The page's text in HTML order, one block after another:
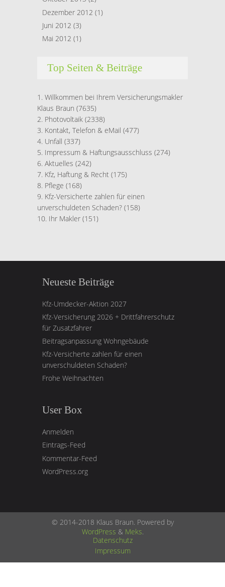
Dezember 2012 (1)
Juni 2012 (3)
Mai 2012 (1)
Top Seiten & Beiträge
Willkommen bei Ihrem Versicherungsmakler
Klaus Braun (7635)
Photovoltaik (2338)
Kontakt, Telefon & eMail (477)
Unfall (337)
Impressum & Haftungsausschluss (274)
Aktuelles (242)
Kfz, Haftung & Recht (175)
Pflege (168)
Kfz-Versicherte zahlen für einen
unverschuldeten Schaden? (158)
Ihr Makler (151)
Neueste Beiträge
Kfz-Umdecker-Aktion 2027
Kfz-Versicherung 2026 + Drittfahrerschutz
für Zusatzfahrer
Beitragsanpassung Wohngebäude
Kfz-Versicherte zahlen für einen
unverschuldeten Schaden?
Frohe Weihnachten
User Box
Anmelden
Eintrags-Feed
Kommentar-Feed
WordPress.org
© 2014-2018 Klaus Braun. Powered by
WordPress & Meks.
Datenschutz
Impressum